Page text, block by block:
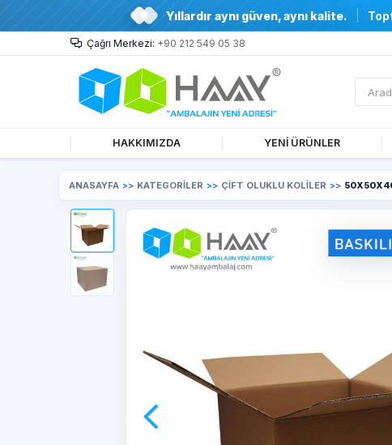
Yıllardır aynı güven, aynı kalite.
Çağrı Merkezi: +90 212 549 05 38
HAKKIMIZDA YENİ ÜRÜNLER
ANASAYFA > KATEGORİLER > ÇİFT OLUKLU KOLİLER >